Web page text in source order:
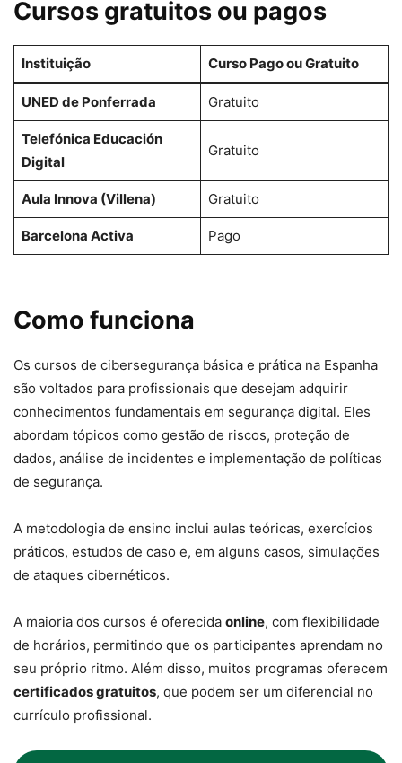
Cursos gratuitos ou pagos
Instituição Curso Pago ou Gratuito
UNED de Ponferrada Gratuito
Telefónica Educación
Digital
Gratuito
Aula Innova (Villena) Gratuito
Barcelona Activa Pago
Como funciona
Os cursos de cibersegurança básica e prática na Espanha
são voltados para profissionais que desejam adquirir
conhecimentos fundamentais em segurança digital. Eles
abordam tópicos como gestão de riscos, proteção de
dados, análise de incidentes e implementação de políticas
de segurança.
A metodologia de ensino inclui aulas teóricas, exercícios
práticos, estudos de caso e, em alguns casos, simulações
de ataques cibernéticos.
A maioria dos cursos é oferecida online, com flexibilidade
de horários, permitindo que os participantes aprendam no
seu próprio ritmo. Além disso, muitos programas oferecem
certificados gratuitos, que podem ser um diferencial no
currículo profissional.